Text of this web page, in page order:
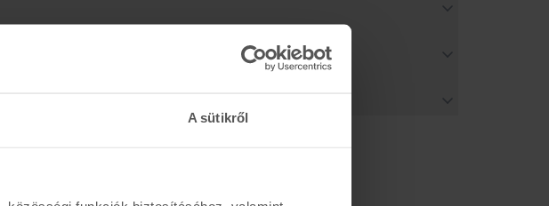
A sütikről